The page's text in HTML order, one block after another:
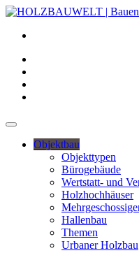
Objektbau
Objekttypen
Bürogebäude
Wertstatt- und
Holzhochhäuser
Hallenbau
Themen
Urbaner Holzbau